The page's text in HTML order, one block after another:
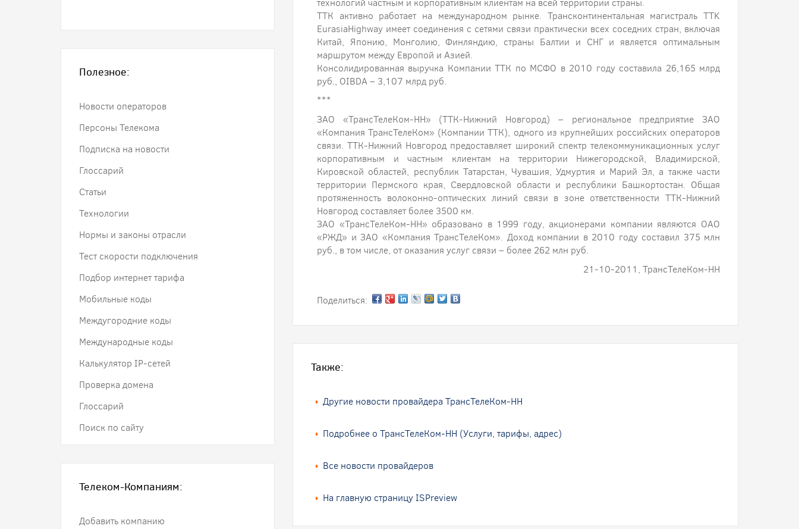
технологий частным и корпоративным клиентам на всей территории страны.
ТТК активно работает на международном рынке. Трансконтинентальная магистраль TTK
EurasiaHighway имеет соединения с сетями связи практически всех соседних стран, включая
Китай, Японию, Монголию, Финляндию, страны Балтии и СНГ и является оптимальным
маршрутом между Европой и Азией.
Консолидированная выручка Компании ТТК по МСФО в 2010 году составила 26,165 млрд
руб., OIBDA – 3,107 млрд руб.
***
ЗАО «ТрансТелеКом-НН» (ТТК-Нижний Новгород) – региональное предприятие ЗАО
«Компания ТрансТелеКом» (Компании ТТК), одного из крупнейших российских операторов
связи. ТТК-Нижний Новгород предоставляет широкий спектр телекоммуникационных услуг
корпоративным и частным клиентам на территории Нижегородской, Владимирской,
Кировской областей, республик Татарстан, Чувашия, Удмуртия и Марий Эл, а также части
территории Пермского края, Свердловской области и республики Башкортостан. Общая
протяженность волоконно-оптических линий связи в зоне ответственности ТТК-Нижний
Новгород составляет более 3500 км.
ЗАО «ТрансТелеКом-НН» образовано в 1999 году, акционерами компании являются ОАО
«РЖД» и ЗАО «Компания ТрансТелеКом». Доход компании в 2010 году составил 375 млн
руб., в том числе, от оказания услуг связи – более 262 млн руб.
21-10-2011, ТрансТелеКом-НН
Поделиться:
Также:
Другие новости провайдера ТрансТелеКом-НН
Подробнее о ТрансТелеКом-НН (Услуги, тарифы, адрес)
Все новости провайдеров
На главную страницу ISPreview
Полезное:
Новости операторов
Персоны Телекома
Подписка на новости
Глоссарий
Статьи
Технологии
Нормы и законы отрасли
Тест скорости подключения
Подбор интернет тарифа
Мобильные коды
Междугородние коды
Международные коды
Калькулятор IP-сетей
Проверка домена
Глоссарий
Поиск по сайту
Телеком-Компаниям:
Добавить компанию